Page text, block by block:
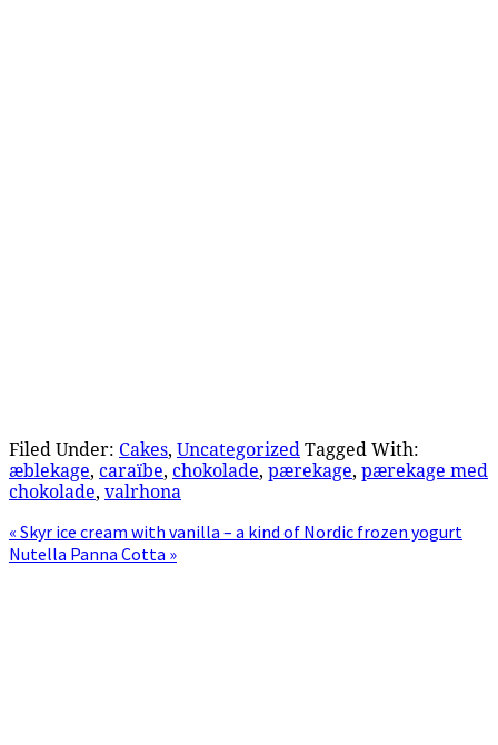
Filed Under: Cakes, Uncategorized Tagged With:
æblekage, caraïbe, chokolade, pærekage, pærekage med
chokolade, valrhona
Previous
Post:
« Skyr ice cream with vanilla – a kind of Nordic frozen yogurt
Next
Nutella Panna Cotta »